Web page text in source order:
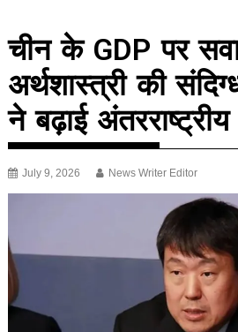
चीन के GDP पर
अर्थशास्त्री की
ने बढ़ाई अंतरराष्ट्रीय
July 9, 2026 News Writer Editor